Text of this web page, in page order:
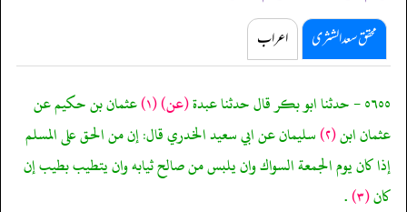
محقق سعد الشثری اعراب
٥٦٥٥ - حدثنا ابو بكر قال حدثنا عبدة (عن)(١) عثمان بن حكيم عن
عثمان ابن(٢) سليمان عن ابي سعيد الخدري قال: إن من الحق على المسلم
إذا كان يوم الجمعة السواك وان يلبس من صالح ثيابه وان يتطيب بطيب إن
كان(٣) .